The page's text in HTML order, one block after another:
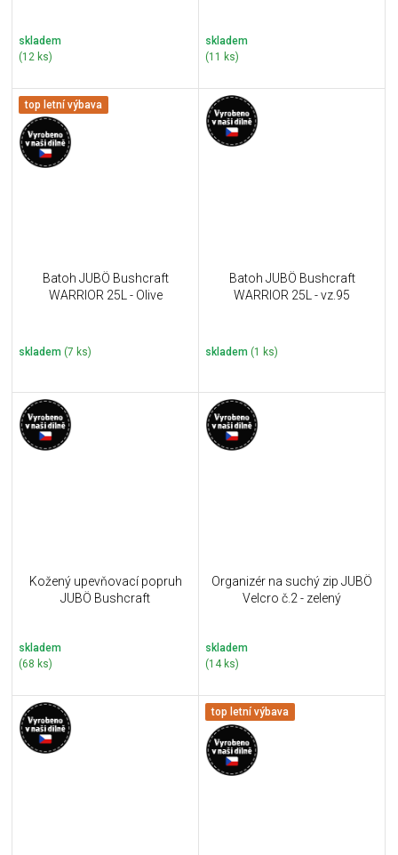
skladem
(12 ks)
skladem
(11 ks)
top letní výbava
Batoh JUBÖ Bushcraft
WARRIOR 25L - Olive
skladem (7 ks)
Batoh JUBÖ Bushcraft
WARRIOR 25L - vz.95
skladem (1 ks)
Kožený upevňovací popruh
JUBÖ Bushcraft
skladem
(68 ks)
Organizér na suchý zip JUBÖ
Velcro č.2 - zelený
skladem
(14 ks)
top letní výbava